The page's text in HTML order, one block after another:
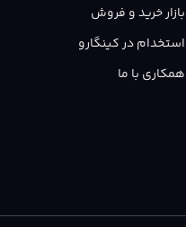
بازار خرید و فروش
استخدام در کینگارو
همکاری با ما